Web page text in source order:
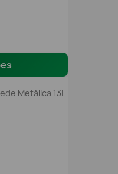
Metálica 13L